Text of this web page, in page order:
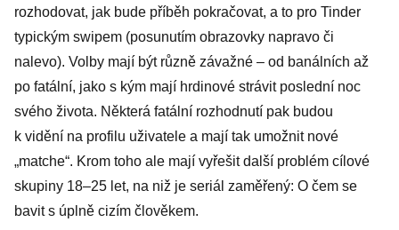
rozhodovat, jak bude příběh pokračovat, a to pro Tinder
typickým swipem (posunutím obrazovky napravo či
nalevo). Volby mají být různě závažné – od banálních až
po fatální, jako s kým mají hrdinové strávit poslední noc
svého života. Některá fatální rozhodnutí pak budou
k vidění na profilu uživatele a mají tak umožnit nové
„matche“. Krom toho ale mají vyřešit další problém cílové
skupiny 18–25 let, na niž je seriál zaměřený: O čem se
bavit s úplně cizím člověkem.